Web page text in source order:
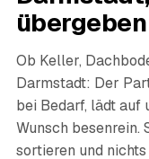
übergeben
Ob Keller,
Darmstadt: Der
bei Bedarf, lädt
Wunsch besenrein.
sortieren und